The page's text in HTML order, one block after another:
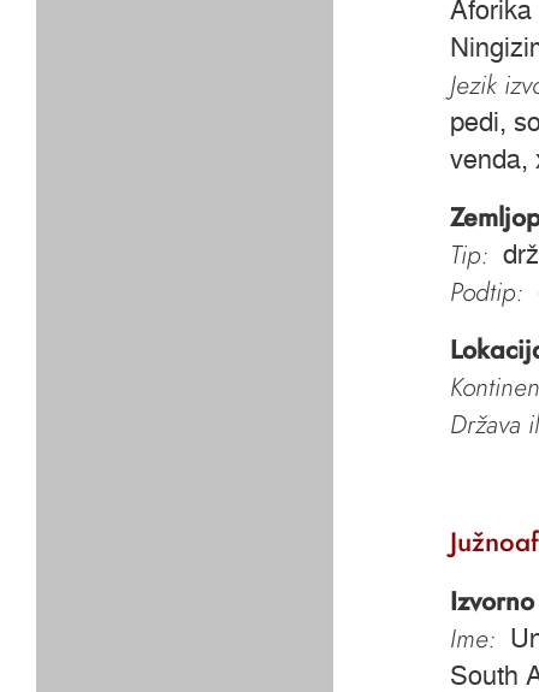
Aforika
Jezik
pedi,
venda,
Tip:
Podtip:
Država
Ime:
South